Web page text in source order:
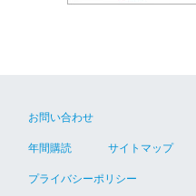
お問い合わせ
年間購読 サイトマップ
プライバシーポリシー